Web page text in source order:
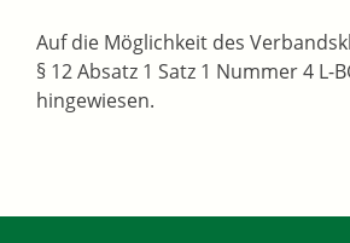
Auf die Möglichkeit des
§ 12 Absatz 1 Satz 1 Nummer 4 L-
hingewiesen.